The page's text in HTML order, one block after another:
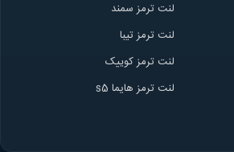
لنت ترمز سمند
لنت ترمز تیبا
لنت ترمز کوییک
لنت ترمز هایما s5